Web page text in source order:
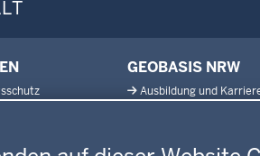
Verkehr
GEOBASIS NRW
Ausbildung und